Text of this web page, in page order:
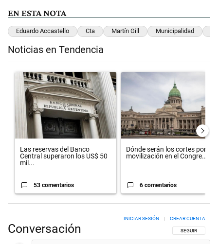
EN ESTA NOTA
Eduardo Accastello Cta Martín Gill Municipalidad
Noticias en Tendencia
Un artículo de tendencia con el título "Las reservas del Banco
Las reservas del Banco
Central superaron los US$ 50
mil...
53 comentarios
Un artículo de tendencia con el
Dónde serán los cortes por la
movilización en el Congre...
6 comentarios
Conversación SIGA ESTA
SEGUIR
INICIAR SESIÓN | CREAR CUENTA